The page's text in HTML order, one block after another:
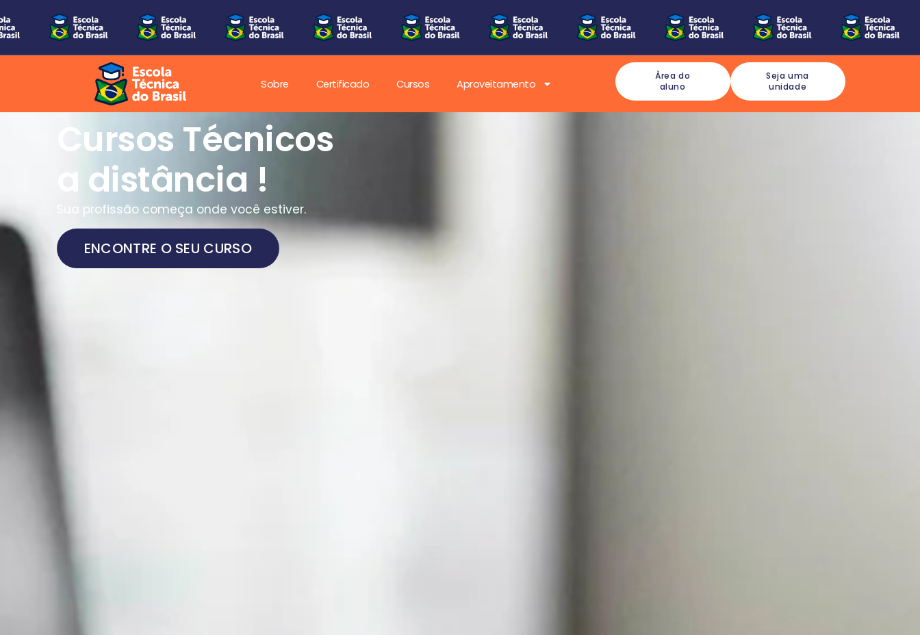
Sobre Certificado Cursos Aproveitamento
Àrea do
aluno
Seja uma
unidade
Cursos Técnicos
a distância !
Sua profissão começa onde você estiver.
ENCONTRE O SEU CURSO